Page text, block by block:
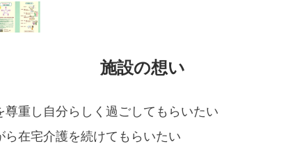
施設の想い
重し自分らしく過ごしてもらいたい
在宅介護を続けてもらいたい